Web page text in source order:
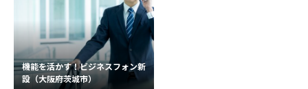
機能を活かす！ビジネスフォン新
設（大阪府茨城市）